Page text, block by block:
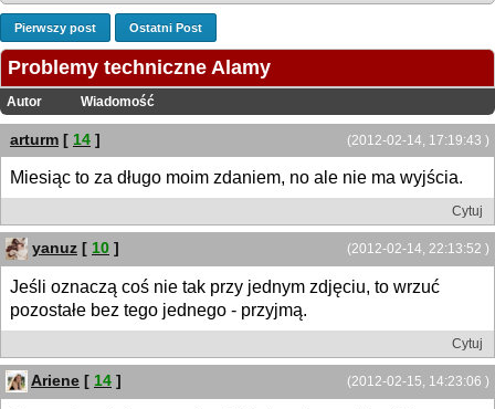
Pierwszy post Ostatni Post
Problemy techniczne Alamy
Autor Wiadomość
(2012-02-14, 17:19:43 )
arturm [ 14 ]
Miesiąc to za długo moim zdaniem, no ale nie ma wyjścia.
Cytuj
(2012-02-14, 22:13:52 )
yanuz [ 10 ]
Jeśli oznaczą coś nie tak przy jednym zdjęciu, to wrzuć
pozostałe bez tego jednego - przyjmą.
Cytuj
(2012-02-15, 14:23:06 )
Ariene [ 14 ]